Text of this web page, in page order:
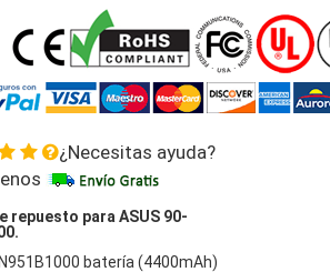
¿Necesitas ayuda?
repuesto para ASUS 90-
batería (4400mAh)